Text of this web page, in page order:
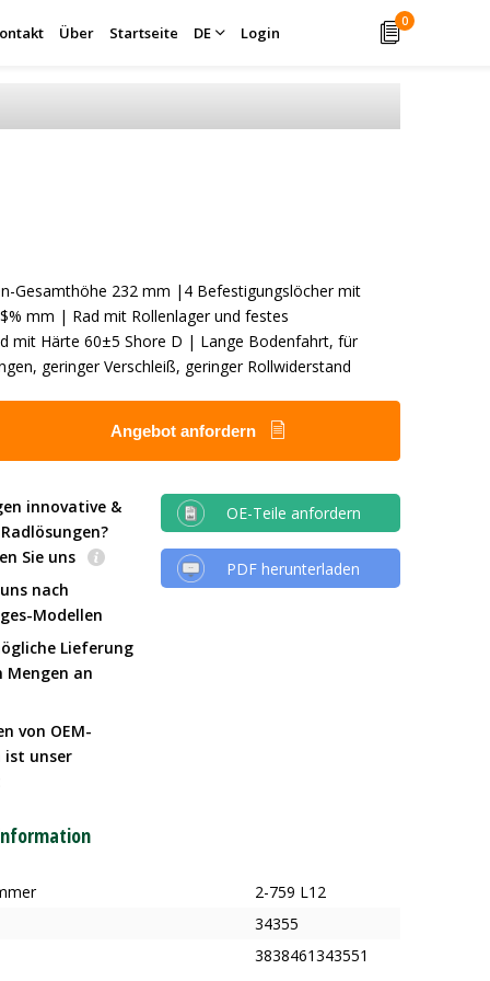
Über Startseite DE Login
0
Gesamthöhe 232 mm |4 Befestigungslöcher mit
mm | Rad mit Rollenlager und festes
mit Härte 60±5 Shore D | Lange Bodenfahrt, für
geringer Verschleiß, geringer Rollwiderstand
Angebot anfordern
innovative &
Sie uns
nach
Modellen
Lieferung
Mengen an
von OEM-
ist unser
OE-Teile anfordern
PDF herunterladen
2-759 L12
34355
3838461343551